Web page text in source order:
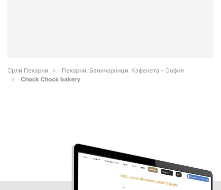
Орли Пекарни
Пекарни, Баничарници, Кафенета - София
Chock Chock bakery